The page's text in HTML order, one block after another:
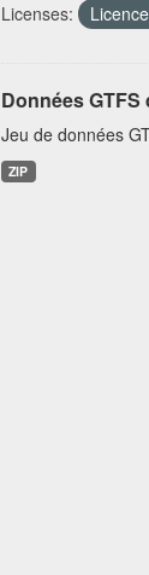
Licenses:
Données
Jeu de données
ZIP